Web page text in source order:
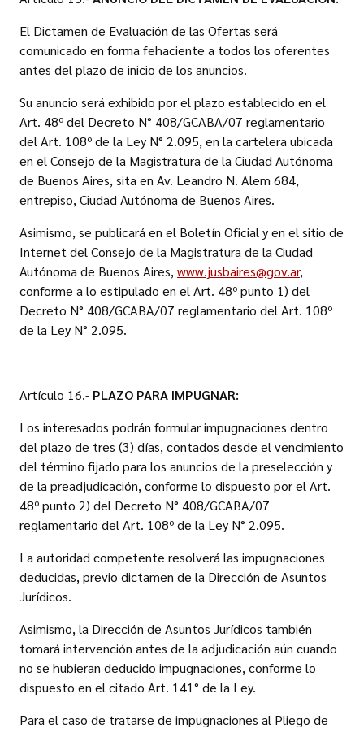
El Dictamen de Evaluación de las Ofertas será
comunicado en forma fehaciente a todos los oferentes
antes del plazo de inicio de los anuncios.
Su anuncio será exhibido por el plazo establecido en el
Art. 48º del Decreto N° 408/GCABA/07 reglamentario
del Art. 108º de la Ley N° 2.095, en la cartelera ubicada
en el Consejo de la Magistratura de la Ciudad Autónoma
de Buenos Aires, sita en Av. Leandro N. Alem 684,
entrepiso, Ciudad Autónoma de Buenos Aires.
Asimismo, se publicará en el Boletín Oficial y en el sitio de
Internet del Consejo de la Magistratura de la Ciudad
Autónoma de Buenos Aires, www.jusbaires@gov.ar,
conforme a lo estipulado en el Art. 48º punto 1) del
Decreto N° 408/GCABA/07 reglamentario del Art. 108º
de la Ley N° 2.095.
Artículo 16.- PLAZO PARA IMPUGNAR:
Los interesados podrán formular impugnaciones dentro
del plazo de tres (3) días, contados desde el vencimiento
del término fijado para los anuncios de la preselección y
de la preadjudicación, conforme lo dispuesto por el Art.
48º punto 2) del Decreto N° 408/GCABA/07
reglamentario del Art. 108º de la Ley N° 2.095.
La autoridad competente resolverá las impugnaciones
deducidas, previo dictamen de la Dirección de Asuntos
Jurídicos.
Asimismo, la Dirección de Asuntos Jurídicos también
tomará intervención antes de la adjudicación aún cuando
no se hubieran deducido impugnaciones, conforme lo
dispuesto en el citado Art. 141° de la Ley.
Para el caso de tratarse de impugnaciones al Pliego de